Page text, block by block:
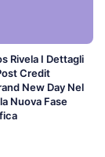
Rivela I Dettagli
Credit
New Day Nel
Nuova Fase